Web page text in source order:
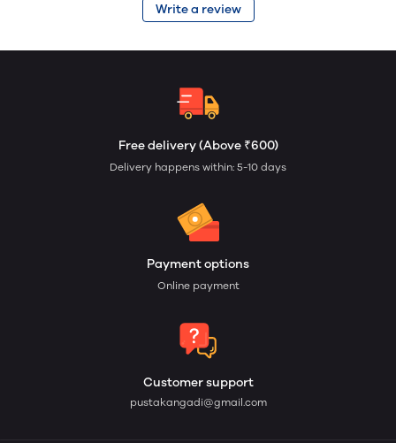
Write a review
Free delivery (Above ₹600)
Delivery happens within: 5-10 days
Payment options
Online payment
Customer support
pustakangadi@gmail.com